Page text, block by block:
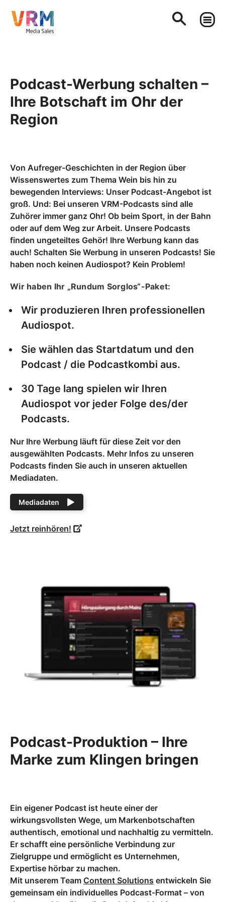
Podcast-Werbung schalten –
Ihre Botschaft im Ohr der
Region
Von Aufreger-Geschichten in der Region über
Wissenswertes zum Thema Wein bis hin zu
bewegenden Interviews: Unser Podcast-Angebot ist
groß. Und: Bei unseren VRM-Podcasts sind alle
Zuhörer immer ganz Ohr! Ob beim Sport, in der Bahn
oder auf dem Weg zur Arbeit. Unsere Podcasts
finden ungeteiltes Gehör! Ihre Werbung kann das
auch! Schalten Sie Werbung in unseren Podcasts! Sie
haben noch keinen Audiospot? Kein Problem!
Wir haben Ihr „Rundum Sorglos“-Paket:
Wir produzieren Ihren professionellen
Audiospot.
Sie wählen das Startdatum und den
Podcast / die Podcastkombi aus.
30 Tage lang spielen wir Ihren
Audiospot vor jeder Folge des/der
Podcasts.
Nur Ihre Werbung läuft für diese Zeit vor den
ausgewählten Podcasts. Mehr Infos zu unseren
Podcasts finden Sie auch in unseren aktuellen
Mediadaten.
Mediadaten
Jetzt reinhören!
Podcast-Produktion – Ihre
Marke zum Klingen bringen
Ein eigener Podcast ist heute einer der
wirkungsvollsten Wege, um Markenbotschaften
authentisch, emotional und nachhaltig zu vermitteln.
Er schafft eine persönliche Verbindung zur
Zielgruppe und ermöglicht es Unternehmen,
Expertise hörbar zu machen.
Mit unserem Team Content Solutions entwickeln Sie
gemeinsam ein individuelles Podcast-Format – von